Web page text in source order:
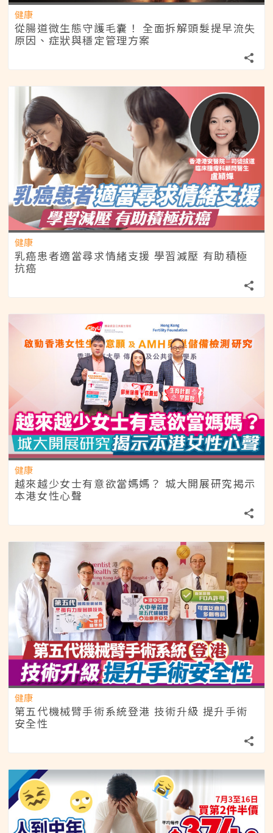
健康
從腸道微生態守護毛囊！ 全面拆解頭髮提早流失
原因、症狀與穩定管理方案
健康
乳癌患者適當尋求情緒支援 學習減壓 有助積極
抗癌
健康
越來越少女士有意欲當媽媽？ 城大開展研究揭示
本港女性心聲
健康
第五代機械臂手術系統登港 技術升級 提升手術
安全性